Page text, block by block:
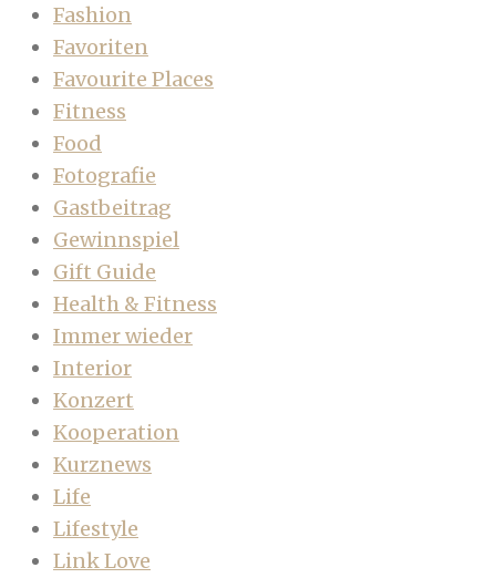
Fashion
Favoriten
Favourite Places
Fitness
Food
Fotografie
Gastbeitrag
Gewinnspiel
Gift Guide
Health & Fitness
Immer wieder
Interior
Konzert
Kooperation
Kurznews
Life
Lifestyle
Link Love